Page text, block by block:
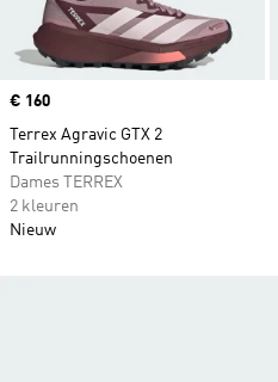
Price
€ 160
Terrex Agravic GTX 2
Trailrunningschoenen
Dames TERREX
2 kleuren
Nieuw